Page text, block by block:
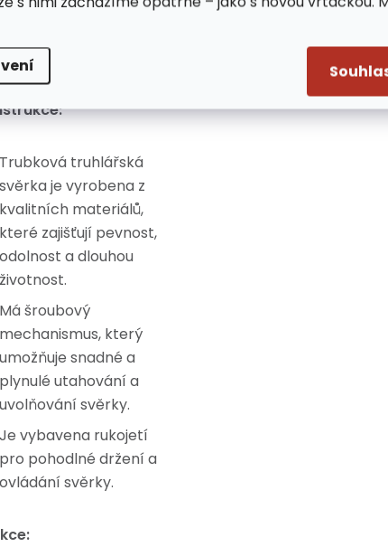
slitin, které jsou
životnosti.
Trubková truhlářská
svěrka je vyrobena z
kvalitních materiálů,
které zajišťují pevnost,
odolnost a dlouhou
životnost.
Má šroubový
mechanismus, který
umožňuje snadné a
plynulé utahování a
uvolňování svěrky.
Je vybavena rukojetí
pro pohodlné držení a
ovládání svěrky.